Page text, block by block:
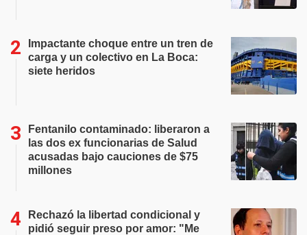
Impactante choque entre un tren de
carga y un colectivo en La Boca:
siete heridos
Fentanilo contaminado: liberaron a
las dos ex funcionarias de Salud
acusadas bajo cauciones de $75
millones
Rechazó la libertad condicional y
pidió seguir preso por amor: "Me